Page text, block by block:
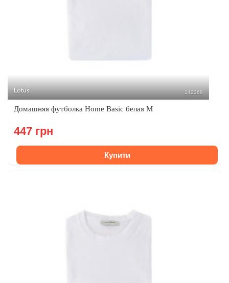
Lotus 142368
Домашняя футболка Home Basic белая M
447 грн
Купити